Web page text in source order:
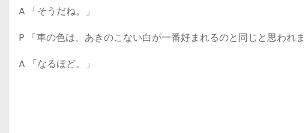
A 「そうだね。」
P 「車の色は、あきのこない白が一番好まれるのと同じと思われま
A 「なるほど。」